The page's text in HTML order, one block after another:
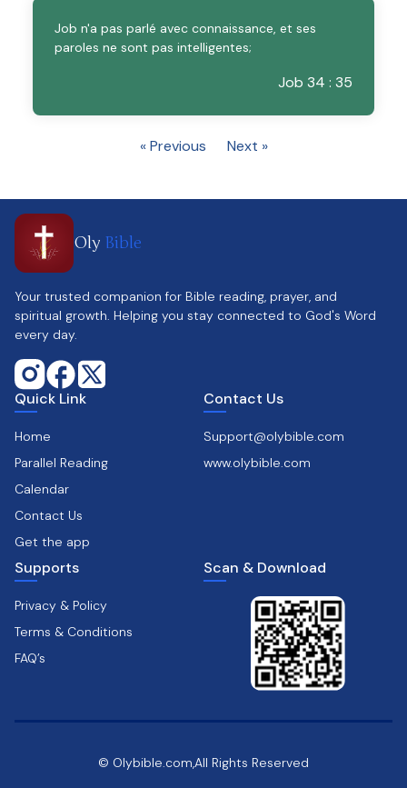
Job n'a pas parlé avec connaissance, et ses
paroles ne sont pas intelligentes;
Job 34 : 35
« Previous Next »
Oly Bible
Your trusted companion for Bible reading, prayer, and
spiritual growth. Helping you stay connected to God's Word
every day.
Quick Link
Home
Parallel Reading
Calendar
Contact Us
Get the app
Contact Us
Support@olybible.com
www.olybible.com
Supports
Privacy & Policy
Terms & Conditions
FAQ’s
Scan & Download
© Olybible.com,All Rights Reserved